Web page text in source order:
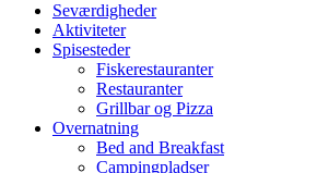
Seværdigheder
Aktiviteter
Spisesteder
Fiskerestauranter
Restauranter
Grillbar og Pizza
Overnatning
Bed and Breakfast
Campingpladser